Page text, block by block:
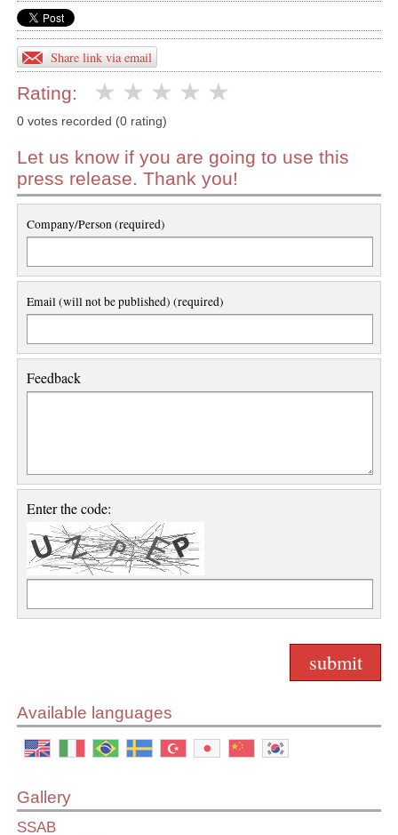
Share link via email
Rating:
0 votes recorded (0 rating)
Let us know if you are going to use this
press release. Thank you!
Company/Person (required)
Email (will not be published) (required)
Feedback
Enter the code:
Available languages
Gallery
SSAB